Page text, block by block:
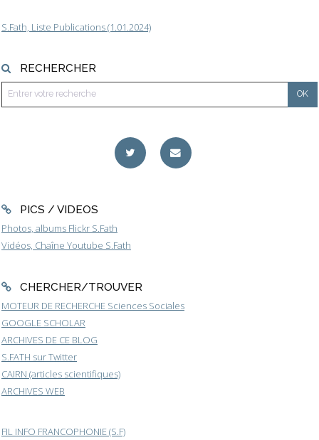
S.Fath, Liste Publications (1.01.2024)
RECHERCHER
PICS / VIDEOS
Photos, albums Flickr S.Fath
Vidéos, Chaîne Youtube S.Fath
CHERCHER/TROUVER
MOTEUR DE RECHERCHE Sciences Sociales
GOOGLE SCHOLAR
ARCHIVES DE CE BLOG
S.FATH sur Twitter
CAIRN (articles scientifiques)
ARCHIVES WEB
FIL INFO FRANCOPHONIE (S.F)